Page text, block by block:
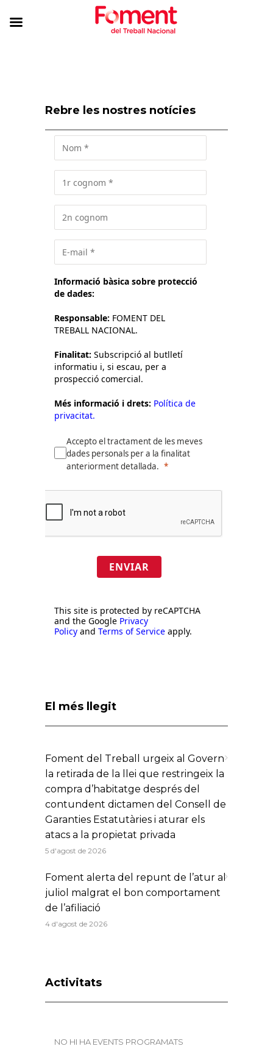
Rebre les nostres notícies
Informació bàsica sobre protecció
de dades:
Responsable: FOMENT DEL
TREBALL NACIONAL.
Finalitat: Subscripció al butlletí
informatiu i, si escau, per a
prospecció comercial.
Més informació i drets: Política de
privacitat.
Accepto el tractament de les meves
dades personals per a la finalitat
anteriorment detallada.
ENVIAR
This site is protected by reCAPTCHA
and the Google Privacy
Policy and Terms of Service apply.
El més llegit
Foment del Treball urgeix al Govern
la retirada de la llei que restringeix la
compra d’habitatge després del
contundent dictamen del Consell de
Garanties Estatutàries i aturar els
atacs a la propietat privada
5 d'agost de 2026
Foment alerta del repunt de l’atur al
juliol malgrat el bon comportament
de l’afiliació
4 d'agost de 2026
Activitats
NO HI HA EVENTS PROGRAMATS